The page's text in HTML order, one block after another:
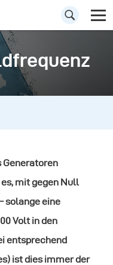
Generatoren
mit gegen Null
solange eine
Volt in den
entsprechend
ist dies immer der